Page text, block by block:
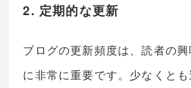
2. 定期的な更新
ブログの更新頻度は、読者の
に非常に重要です。少なくと